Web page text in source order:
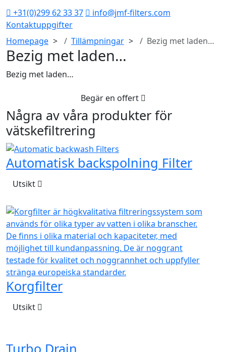
+31(0)299 62 33 37
info@jmf-filters.com
Kontaktuppgifter
Homepage
Tillämpningar Bezig met laden…
Bezig met laden…
Bezig met laden…
Begär en offert
Några av våra produkter för
vätskefiltrering
Automatisk backspolning Filter
Utsikt
Korgfilter
Utsikt
Turbo Drain